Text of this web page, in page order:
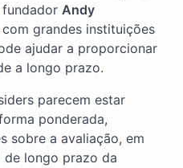
Andy
grandes instituições
ajudar a proporcionar
a longo prazo.
parecem estar
ponderada,
sobre a avaliação, em
longo prazo da